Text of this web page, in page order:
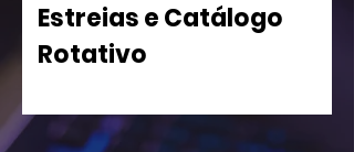
Estreias e Catálogo
Rotativo
sua Casa de Espetáculos Virtual com